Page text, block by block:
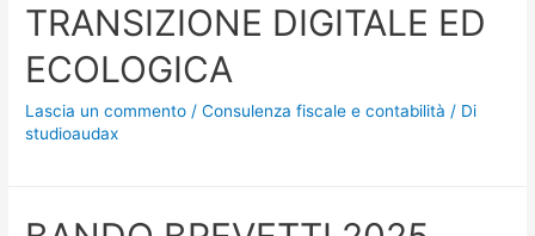
TRANSIZIONE DIGITALE ED
ECOLOGICA
Lascia un commento /Consulenza fiscale e contabilità / Di
studioaudax